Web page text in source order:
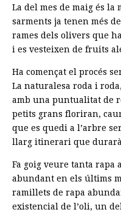
La del mes de maig és la
sarments ja tenen més
rames dels olivers que
i es vesteixen de fruits
Ha començat el procés
La naturalesa roda i
amb una puntualitat de
petits grans floriran,
que es quedi a l’arbre
llarg itinerari que
Fa goig veure tanta rapa
abundant en els últims
ramillets de rapa
existencial de l’oli, un